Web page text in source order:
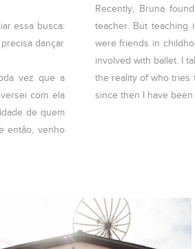
essa busca:
dançar
vez que a
com ela
de quem
então, venho
Recently, Bruna
teacher. But teaching
were friends in
involved with ballet. I
the reality of who tries
since then I have